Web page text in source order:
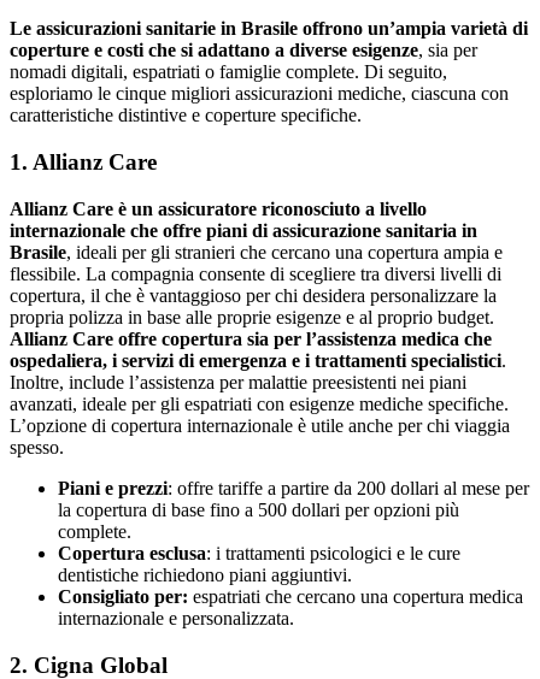
Le assicurazioni sanitarie in Brasile offrono un’ampia varietà di
coperture e costi che si adattano a diverse esigenze, sia per
nomadi digitali, espatriati o famiglie complete. Di seguito,
esploriamo le cinque migliori assicurazioni mediche, ciascuna con
caratteristiche distintive e coperture specifiche.
1. Allianz Care
Allianz Care è un assicuratore riconosciuto a livello
internazionale che offre piani di assicurazione sanitaria in
Brasile, ideali per gli stranieri che cercano una copertura ampia e
flessibile. La compagnia consente di scegliere tra diversi livelli di
copertura, il che è vantaggioso per chi desidera personalizzare la
propria polizza in base alle proprie esigenze e al proprio budget.
Allianz Care offre copertura sia per l’assistenza medica che
ospedaliera, i servizi di emergenza e i trattamenti specialistici.
Inoltre, include l’assistenza per malattie preesistenti nei piani
avanzati, ideale per gli espatriati con esigenze mediche specifiche.
L’opzione di copertura internazionale è utile anche per chi viaggia
spesso.
Piani e prezzi: offre tariffe a partire da 200 dollari al mese per
la copertura di base fino a 500 dollari per opzioni più
complete.
Copertura esclusa: i trattamenti psicologici e le cure
dentistiche richiedono piani aggiuntivi.
Consigliato per: espatriati che cercano una copertura medica
internazionale e personalizzata.
2. Cigna Global